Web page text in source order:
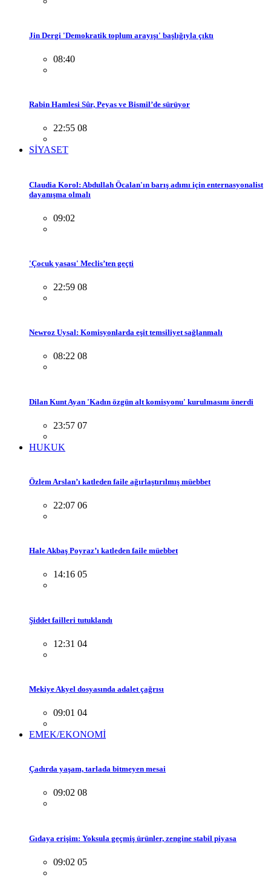
Jin Dergi 'Demokratik toplum arayışı' başlığıyla çıktı
08:40
Rabin Hamlesi Sûr, Peyas ve Bismil’de sürüyor
22:55 08
SİYASET
Claudia Korol: Abdullah Öcalan'ın barış adımı için enternasyonalist
dayanışma olmalı
09:02
'Çocuk yasası' Meclis’ten geçti
22:59 08
Newroz Uysal: Komisyonlarda eşit temsiliyet sağlanmalı
08:22 08
Dilan Kunt Ayan 'Kadın özgün alt komisyonu' kurulmasını önerdi
23:57 07
HUKUK
Özlem Arslan’ı katleden faile ağırlaştırılmış müebbet
22:07 06
Hale Akbaş Poyraz’ı katleden faile müebbet
14:16 05
Şiddet failleri tutuklandı
12:31 04
Mekiye Akyel dosyasında adalet çağrısı
09:01 04
EMEK/EKONOMİ
Çadırda yaşam, tarlada bitmeyen mesai
09:02 08
Gıdaya erişim: Yoksula geçmiş ürünler, zengine stabil piyasa
09:02 05